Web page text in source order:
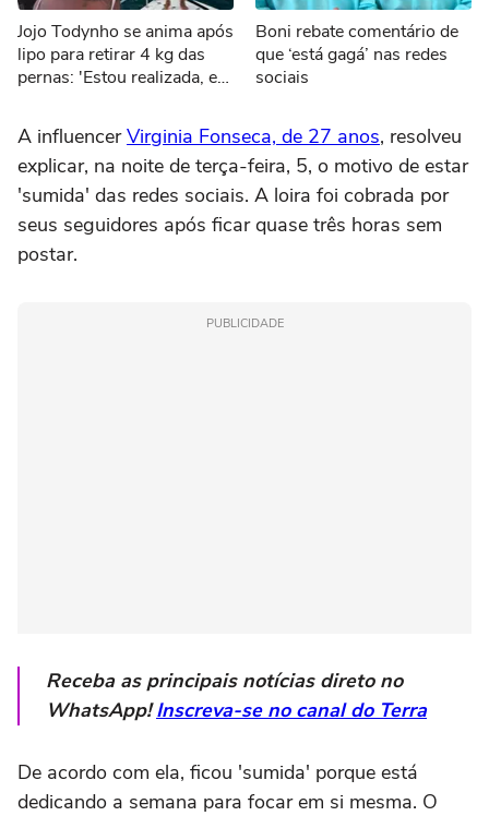
Jojo Todynho se anima após
lipo para retirar 4 kg das
pernas: 'Estou realizada, eu
Boni rebate comentário de
que ‘está gagá’ nas redes
sociais
A influencerVirginia Fonseca, de 27 anos, resolveu
explicar, na noite de terça-feira, 5, o motivo de estar
'sumida' das redes sociais. A loira foi cobrada por
seus seguidores após ficar quase três horas sem
postar.
PUBLICIDADE
Receba as principais notícias direto no
WhatsApp!Inscreva-se no canal do Terra
De acordo com ela, ficou 'sumida' porque está
dedicando a semana para focar em si mesma. O